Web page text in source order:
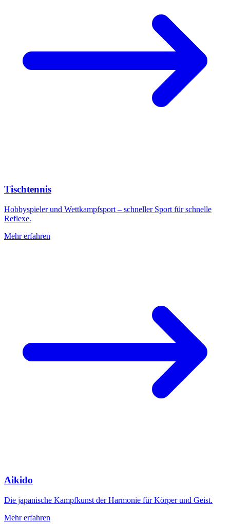
Tischtennis
Hobbyspieler und Wettkampfsport – schneller Sport für schnelle
Reflexe.
Mehr erfahren
Aikido
Die japanische Kampfkunst der Harmonie für Körper und Geist.
Mehr erfahren